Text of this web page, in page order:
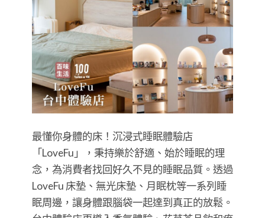
最懂你身體的床！沉浸式睡眠體驗店
「LoveFu」，秉持樂於舒適、始於睡眠的理
念，為消費者找回好久不見的睡眠品質。透過
LoveFu 床墊、無光床墊、月眠枕等一系列睡
眠周邊，讓身體跟腦袋一起達到真正的放鬆。